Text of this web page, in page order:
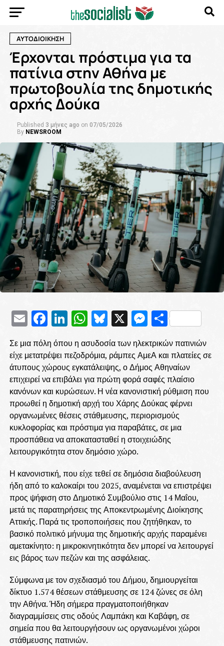
ΑΥΤΟΔΙΟΙΚΗΣΗ
Έρχονται πρόστιμα για τα
πατίνια στην Αθήνα με
πρωτοβουλία της δημοτικής
αρχής Δούκα
Published 3 μήνες ago on 07/05/2026
By NEWSROOM
EmailFacebook
LinkedIn
WhatsApp
Bluesky
X
Σε μια πόλη όπου η ασυδοσία των ηλεκτρικών πατινιών
είχε μετατρέψει πεζοδρόμια, ράμπες ΑμεΑ και πλατείες σε
άτυπους χώρους εγκατάλειψης, ο Δήμος Αθηναίων
επιχειρεί να επιβάλει για πρώτη φορά σαφές πλαίσιο
κανόνων και κυρώσεων. Η νέα κανονιστική ρύθμιση που
προωθεί η δημοτική αρχή του Χάρης Δούκας φέρνει
οργανωμένες θέσεις στάθμευσης, περιορισμούς
κυκλοφορίας και πρόστιμα για παραβάτες, σε μια
προσπάθεια να αποκατασταθεί η στοιχειώδης
λειτουργικότητα στον δημόσιο χώρο.
Η κανονιστική, που είχε τεθεί σε δημόσια διαβούλευση
ήδη από το καλοκαίρι του 2025, αναμένεται να επιστρέψει
προς ψήφιση στο Δημοτικό Συμβούλιο στις 14 Μαΐου,
μετά τις παρατηρήσεις της Αποκεντρωμένης Διοίκησης
Αττικής. Παρά τις τροποποιήσεις που ζητήθηκαν, το
βασικό πολιτικό μήνυμα της δημοτικής αρχής παραμένει
αμετακίνητο: η μικροκινητικότητα δεν μπορεί να λειτουργεί
εις βάρος των πεζών και της ασφάλειας.
Σύμφωνα με τον σχεδιασμό του Δήμου, δημιουργείται
δίκτυο 1.574 θέσεων στάθμευσης σε 124 ζώνες σε όλη
την Αθήνα. Ήδη σήμερα πραγματοποιήθηκαν
διαγραμμίσεις στις οδούς Λαμπάκη και Καβάφη, σε
σημεία που θα λειτουργήσουν ως οργανωμένοι χώροι
στάθμευσης πατινιών.